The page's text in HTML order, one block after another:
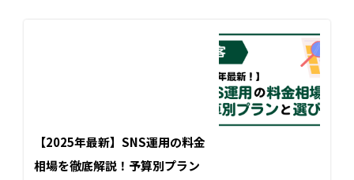
【2025年最新】SNS運用の料金
相場を徹底解説！予算別プラン